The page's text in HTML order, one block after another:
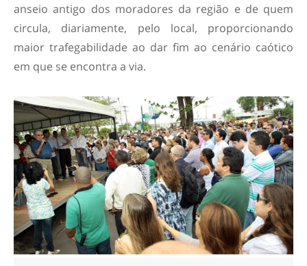
anseio antigo dos moradores da região e de quem
circula, diariamente, pelo local, proporcionando
maior trafegabilidade ao dar fim ao cenário caótico
em que se encontra a via.